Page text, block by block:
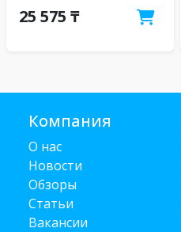
25 575 ₸
Компания
О нас
Новости
Обзоры
Статьи
Вакансии